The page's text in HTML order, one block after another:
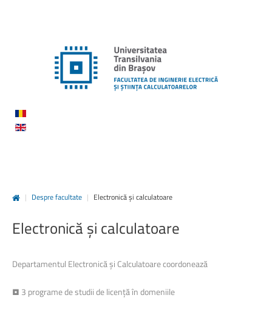
| Despre facultate | Electronică și calculatoare
Electronică și calculatoare
Departamentul Electronică și Calculatoare coordonează
• 3 programe de studii de licență în domeniile